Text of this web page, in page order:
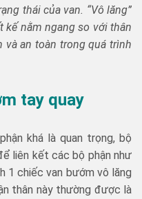
thái của van. “Vô lăng”
nằm ngang so với thân
và an toàn trong quá trình
tay quay
khá là quan trọng, bộ
liên kết các bộ phận như
1 chiếc van bướm vô lăng
thân này thường được là